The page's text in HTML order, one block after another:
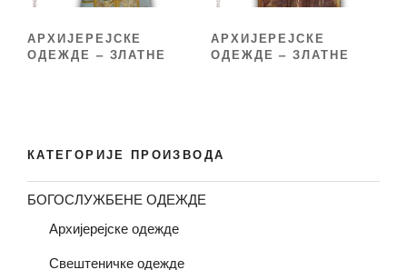
АРХИЈЕРЕЈСКЕ
ОДЕЖДЕ – ЗЛАТНЕ
АРХИЈЕРЕЈСКЕ
ОДЕЖДЕ – ЗЛАТНЕ
КАТЕГОРИЈЕ ПРОИЗВОДА
БОГОСЛУЖБЕНЕ ОДЕЖДЕ
Архијерејске одежде
Свештеничке одежде